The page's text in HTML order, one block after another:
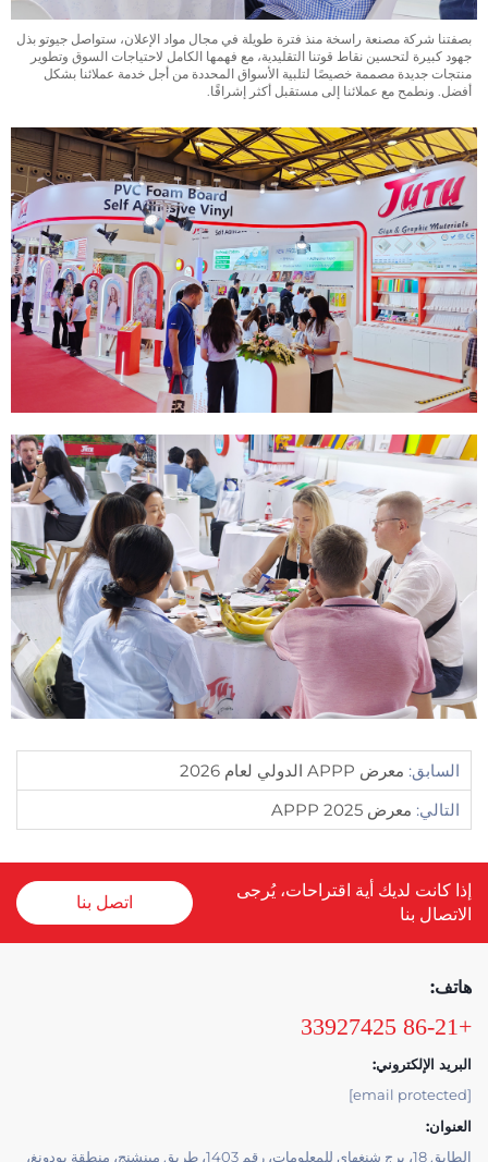
بصفتنا شركة مصنعة راسخة منذ فترة طويلة في مجال مواد الإعلان، ستواصل جيوتو بذل
جهود كبيرة لتحسين نقاط قوتنا التقليدية، مع فهمها الكامل لاحتياجات السوق وتطوير
منتجات جديدة مصممة خصيصًا لتلبية الأسواق المحددة من أجل خدمة عملائنا بشكل
أفضل. ونطمح مع عملائنا إلى مستقبل أكثر إشراقًا.
السابق: معرض APPP الدولي لعام 2026
التالي: معرض APPP 2025
إذا كانت لديك أية اقتراحات، يُرجى
الاتصال بنا
اتصل بنا
هاتف:
+86-21 33927425
البريد الإلكتروني:
[email protected]
العنوان:
الطابق 18، برج شنغهاي للمعلومات، رقم 1403، طريق مينشنج، منطقة بودونغ،